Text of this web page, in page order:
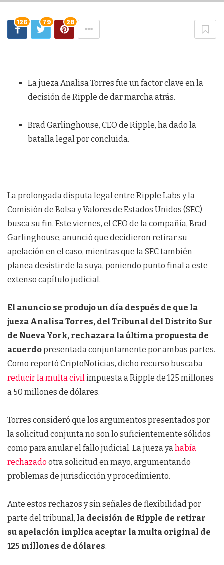
126 79 28
La jueza Analisa Torres fue un factor clave en la
decisión de Ripple de dar marcha atrás.
Brad Garlinghouse, CEO de Ripple, ha dado la
batalla legal por concluida.
La prolongada disputa legal entre Ripple Labs y la
Comisión de Bolsa y Valores de Estados Unidos (SEC)
busca su fin. Este viernes, el CEO de la compañía, Brad
Garlinghouse, anunció que decidieron retirar su
apelación en el caso, mientras que la SEC también
planea desistir de la suya, poniendo punto final a este
extenso capítulo judicial.
El anuncio se produjo un día después de que la
jueza Analisa Torres, del Tribunal del Distrito Sur
de Nueva York, rechazara la última propuesta de
acuerdopresentada conjuntamente por ambas partes.
Como reportó CriptoNoticias, dicho recurso buscaba
reducir la multa civilimpuesta a Ripple de 125 millones
a 50 millones de dólares.
Torres consideró que los argumentos presentados por
la solicitud conjunta no son lo suficientemente sólidos
como para anular el fallo judicial. La jueza yahabía
rechazado otra solicitud en mayo, argumentando
problemas de jurisdicción y procedimiento.
Ante estos rechazos y sin señales de flexibilidad por
parte del tribunal, la decisión de Ripple de retirar
su apelación implica aceptar la multa original de
125 millones de dólares.